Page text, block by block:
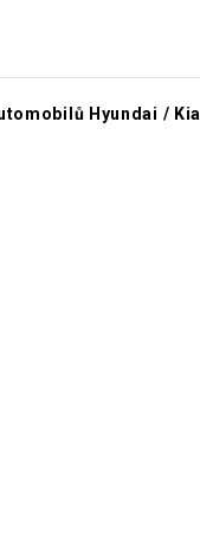
Hyundai /